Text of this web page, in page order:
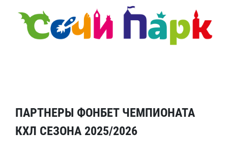
ПАРТНЕРЫ ФОНБЕТ ЧЕМПИОНАТА
КХЛ СЕЗОНА 2025/2026